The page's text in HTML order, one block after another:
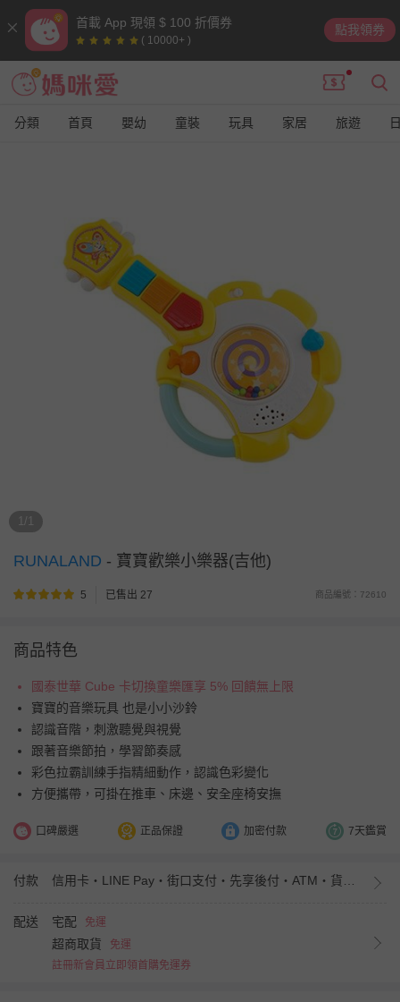
首載 App 現領 $ 100 折價券
( 10000+ )
點我領券
分類 首頁 嬰幼 童裝 玩具 家居 旅遊
1/1
RUNALAND - 寶寶歡樂小樂器(吉他)
5 已售出 27 商品編號：72610
商品特色
國泰世華 Cube 卡切換童樂匯享 5% 回饋無上限
寶寶的音樂玩具 也是小小沙鈴
認識音階，刺激聽覺與視覺
跟著音樂節拍，學習節奏感
彩色拉霸訓練手指精細動作，認識色彩變化
方便攜帶，可掛在推車、床邊、安全座椅安撫
口碑嚴選 正品保證 加密付款 7天鑑賞
付款
配送 宅配 免運
超商取貨
免運
註冊新會員立即領首購免運券